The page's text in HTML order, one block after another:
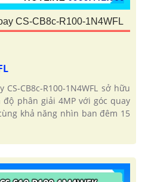
CS-CB8c-R100-1N4WFL
CS-CB8c-R100-1N4WFL sở hữu
độ phân giải 4MP với góc quay
khả năng nhìn ban đêm 15